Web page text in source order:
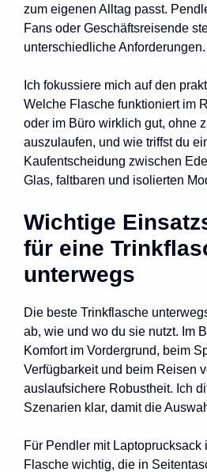
zum eigenen Alltag passt.
Fans oder Geschäftsreisende
unterschiedliche Anforderungen.
Ich fokussiere mich auf den
Welche Flasche funktioniert im
oder im Büro wirklich gut, ohne
auszulaufen, und wie triffst du
Kaufentscheidung zwischen
Glas, faltbaren und isolierten
Wichtige
für eine
unterwegs
Die beste Trinkflasche
ab, wie und wo du sie nutzt. Im
Komfort im Vordergrund, beim
Verfügbarkeit und beim Reisen
auslaufsichere Robustheit. Ich
Szenarien klar, damit die
Für Pendler mit Laptoprucksack
Flasche wichtig, die in